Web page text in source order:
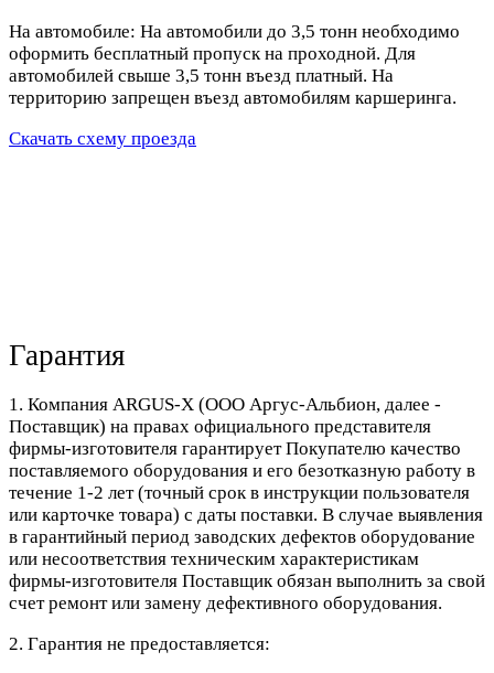
На автомобиле: На автомобили до 3,5 тонн необходимо
оформить бесплатный пропуск на проходной. Для
автомобилей свыше 3,5 тонн въезд платный. На
территорию запрещен въезд автомобилям каршеринга.
Скачать схему проезда
Гарантия
1. Компания ARGUS-X (ООО Аргус-Альбион, далее -
Поставщик) на правах официального представителя
фирмы-изготовителя гарантирует Покупателю качество
поставляемого оборудования и его безотказную работу в
течение 1-2 лет (точный срок в инструкции пользователя
или карточке товара) с даты поставки. В случае выявления
в гарантийный период заводских дефектов оборудование
или несоответствия техническим характеристикам
фирмы-изготовителя Поставщик обязан выполнить за свой
счет ремонт или замену дефективного оборудования.
2. Гарантия не предоставляется: